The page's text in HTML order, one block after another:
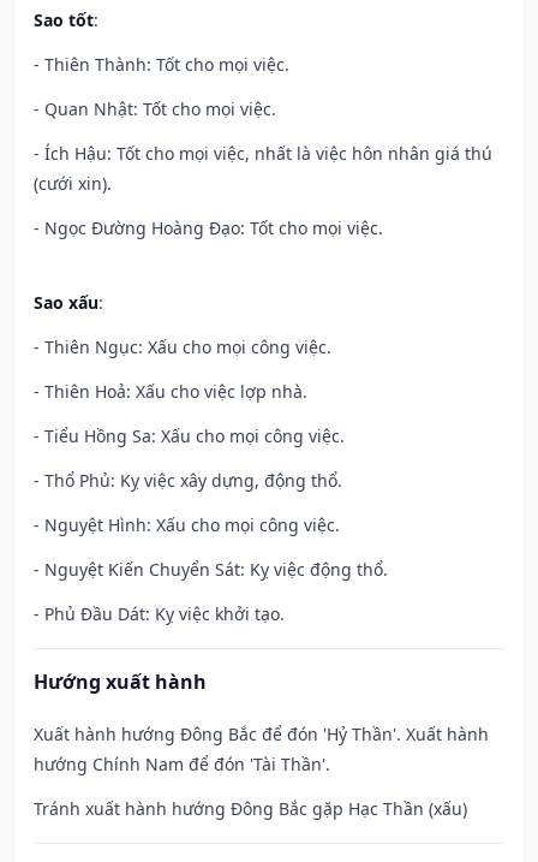
Sao tốt:
- Thiên Thành: Tốt cho mọi việc.
- Quan Nhật: Tốt cho mọi việc.
- Ích Hậu: Tốt cho mọi việc, nhất là việc hôn nhân giá thú
(cưới xin).
- Ngọc Đường Hoàng Đạo: Tốt cho mọi việc.
Sao xấu:
- Thiên Ngục: Xấu cho mọi công việc.
- Thiên Hoả: Xấu cho việc lợp nhà.
- Tiểu Hồng Sa: Xấu cho mọi công việc.
- Thổ Phủ: Kỵ việc xây dựng, động thổ.
- Nguyệt Hình: Xấu cho mọi công việc.
- Nguyệt Kiến Chuyển Sát: Kỵ việc động thổ.
- Phủ Đầu Dát: Kỵ việc khởi tạo.
Hướng xuất hành
Xuất hành hướng Đông Bắc để đón 'Hỷ Thần'. Xuất hành
hướng Chính Nam để đón 'Tài Thần'.
Tránh xuất hành hướng Đông Bắc gặp Hạc Thần (xấu)